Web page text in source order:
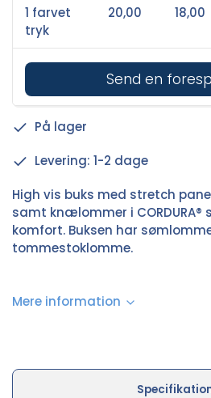
Send en
1 farvet
tryk
20,00 18,00
På lager
Levering: 1-2 dage
High vis buks med stretch
samt knælommer i
komfort. Buksen har
tommestoklomme.
Mere information